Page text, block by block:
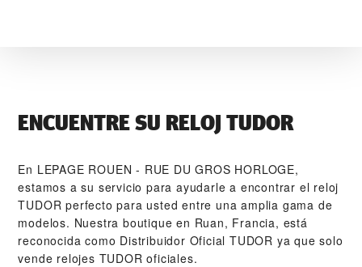
ENCUENTRE SU RELOJ TUDOR
En ‭LEPAGE ROUEN - RUE DU GROS HORLOGE‬,
estamos a su servicio para ayudarle a encontrar el reloj
TUDOR perfecto para usted entre una amplia gama de
modelos. Nuestra boutique en Ruan, Francia, está
reconocida como Distribuidor Oficial TUDOR ya que solo
vende relojes TUDOR oficiales.